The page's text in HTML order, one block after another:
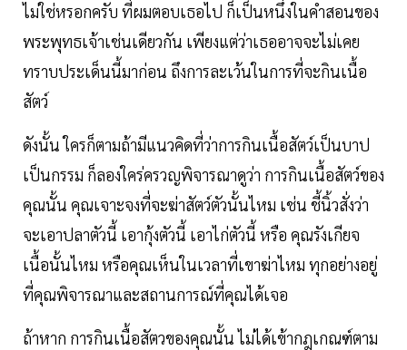
ไม่ใช่หรอกครับ ที่ผมตอบเธอไป ก็เป็นหนึ่งในคำสอนของ
พระพุทธเจ้าเช่นเดียวกัน เพียงแต่ว่าเธออาจจะไม่เคย
ทราบประเด็นนี้มาก่อน ถึงการละเว้นในการที่จะกินเนื้อ
สัตว์
ดังนั้น ใครก็ตามถ้ามีแนวคิดที่ว่าการกินเนื้อสัตว์เป็นบาป
เป็นกรรม ก็ลองใคร่ครวญพิจารณาดูว่า การกินเนื้อสัตว์ของ
คุณนั้น คุณเจาะจงที่จะฆ่าสัตว์ตัวนั้นไหม เช่น ชี้นิ้วสั่งว่า
จะเอาปลาตัวนี้ เอากุ้งตัวนี้ เอาไก่ตัวนี้ หรือ คุณรังเกียจ
เนื้อนั้นไหม หรือคุณเห็นในเวลาที่เขาฆ่าไหม ทุกอย่างอยู่
ที่คุณพิจารณาและสถานการณ์ที่คุณได้เจอ
ถ้าหาก การกินเนื้อสัตวของคุณนั้น ไม่ได้เข้ากฎเกณฑ์ตาม